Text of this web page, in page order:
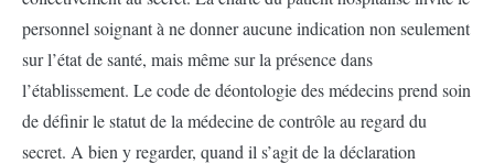
personnel soignant à ne donner aucune indication non seulement
sur l’état de santé, mais même sur la présence dans
l’établissement. Le code de déontologie des médecins prend soin
de définir le statut de la médecine de contrôle au regard du
secret. A bien y regarder, quand il s’agit de la déclaration